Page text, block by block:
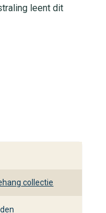
leent dit
meubels of
helemaal
kwaliteit en
ontwikkeld
Toile
collectie, die
zijn voor
collectie